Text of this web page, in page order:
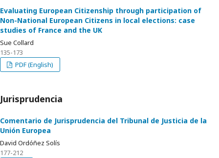
Evaluating European Citizenship through participation of
Non-National European Citizens in local elections: case
studies of France and the UK
Sue Collard
135-173
PDF (English)
Jurisprudencia
Comentario de Jurisprudencia del Tribunal de Justicia de la
Unión Europea
David Ordóñez Solís
177-212